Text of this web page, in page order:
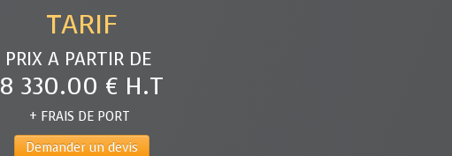
TARIF
PRIX A PARTIR DE
8 330.00 € H.T
+ FRAIS DE PORT
Demander un devis